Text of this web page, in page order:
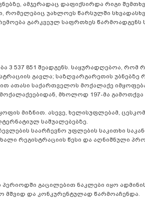
ამჯერადაც დაფიქსირდა რიგი
რომელებიც უახლოეს წარსულში
გარკვეულ საფრთხეს წარმოადგენს
537 851 შეადგენს. საყურადღებოა, რომ
გავლა; საზღვარგარეთის უბნებზე
ათასი საქართველოს მოქალაქე
მხოლოდ 197-მა
მიზნით. ასევე, ხელისუფლებამ,
საშუალებებზე.
საარჩევნო უფლების საკითხი
რეგისტრაციის წესი და აღნიშნული
გაცილებით ნაკლები იყო
მშვიდ და კონკურენტულად წარმოაჩენდა.